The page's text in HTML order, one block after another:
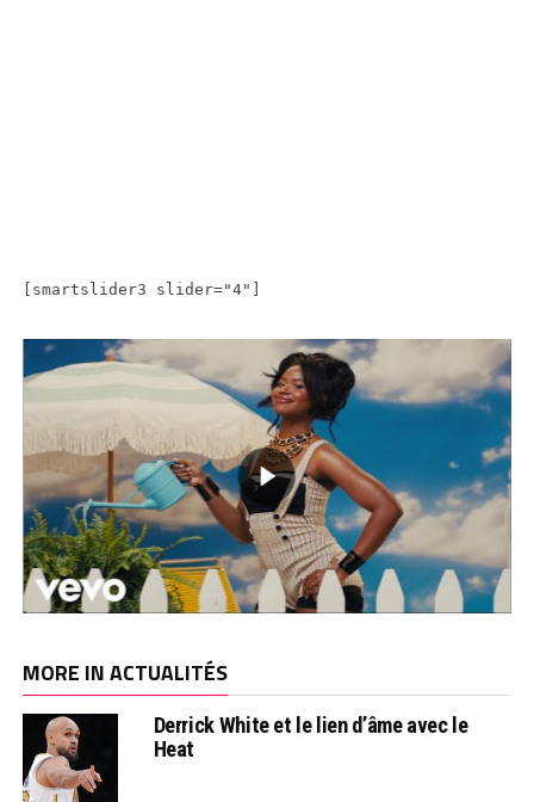
[smartslider3 slider="4"]
MORE IN ACTUALITÉS
Derrick White et le lien d’âme avec le
Heat